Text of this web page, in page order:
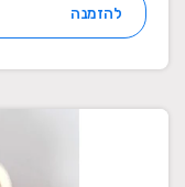
להזמנה